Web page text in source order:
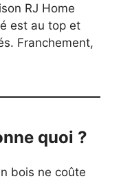
RJ Home
est au top et
Franchement,
quoi ?
bois ne coûte